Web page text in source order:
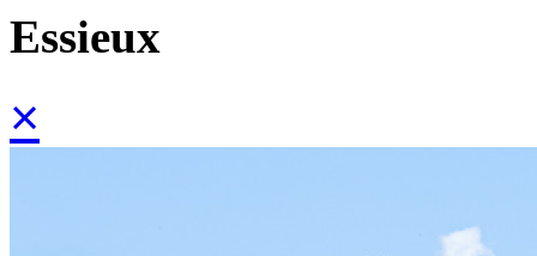
Essieux
×